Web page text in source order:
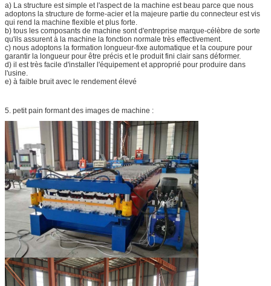
a) La structure est simple et l'aspect de la machine est beau parce que nous
adoptons la structure de forme-acier et la majeure partie du connecteur est vis
qui rend la machine flexible et plus forte.
b) tous les composants de machine sont d'entreprise marque-célèbre de sorte
qu'ils assurent à la machine la fonction normale très effectivement.
c) nous adoptons la formation longueur-fixe automatique et la coupure pour
garantir la longueur pour être précis et le produit fini clair sans déformer.
d) il est très facile d'installer l'équipement et approprié pour produire dans
l'usine.
e) à faible bruit avec le rendement élevé
5. petit pain formant des images de machine :